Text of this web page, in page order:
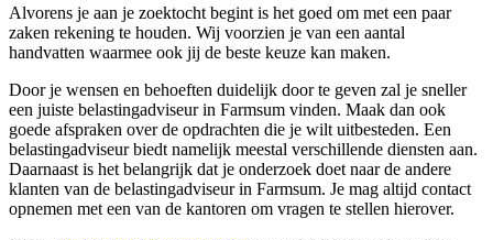
Alvorens je aan je zoektocht begint is het goed om met een paar
zaken rekening te houden. Wij voorzien je van een aantal
handvatten waarmee ook jij de beste keuze kan maken.
Door je wensen en behoeften duidelijk door te geven zal je sneller
een juiste belastingadviseur in Farmsum vinden. Maak dan ook
goede afspraken over de opdrachten die je wilt uitbesteden. Een
belastingadviseur biedt namelijk meestal verschillende diensten aan.
Daarnaast is het belangrijk dat je onderzoek doet naar de andere
klanten van de belastingadviseur in Farmsum. Je mag altijd contact
opnemen met een van de kantoren om vragen te stellen hierover.